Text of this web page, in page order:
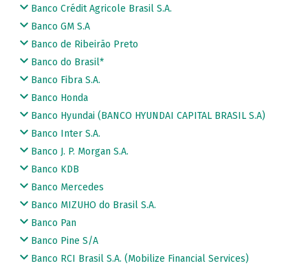
Banco Crédit Agricole Brasil S.A.
Banco GM S.A
Banco de Ribeirão Preto
Banco do Brasil*
Banco Fibra S.A.
Banco Honda
Banco Hyundai (BANCO HYUNDAI CAPITAL BRASIL S.A)
Banco Inter S.A.
Banco J. P. Morgan S.A.
Banco KDB
Banco Mercedes
Banco MIZUHO do Brasil S.A.
Banco Pan
Banco Pine S/A
Banco RCI Brasil S.A. (Mobilize Financial Services)